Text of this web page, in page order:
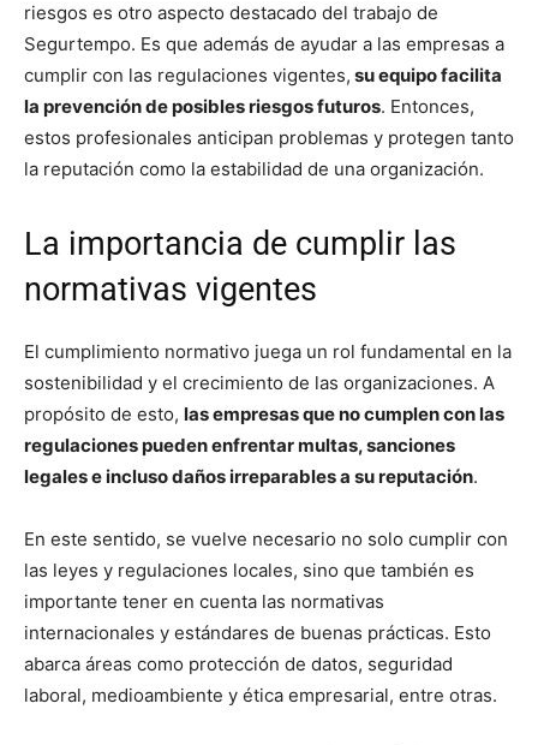
riesgos es otro aspecto destacado del trabajo de
Segurtempo. Es que además de ayudar a las empresas a
cumplir con las regulaciones vigentes, su equipo facilita
la prevención de posibles riesgos futuros. Entonces,
estos profesionales anticipan problemas y protegen tanto
la reputación como la estabilidad de una organización.
La importancia de cumplir las
normativas vigentes
El cumplimiento normativo juega un rol fundamental en la
sostenibilidad y el crecimiento de las organizaciones. A
propósito de esto, las empresas que no cumplen con las
regulaciones pueden enfrentar multas, sanciones
legales e incluso daños irreparables a su reputación.
En este sentido, se vuelve necesario no solo cumplir con
las leyes y regulaciones locales, sino que también es
importante tener en cuenta las normativas
internacionales y estándares de buenas prácticas. Esto
abarca áreas como protección de datos, seguridad
laboral, medioambiente y ética empresarial, entre otras.